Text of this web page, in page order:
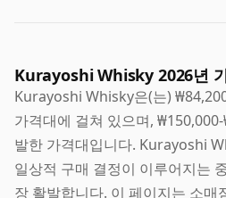
Kurayoshi Whisky 2026년
Kurayoshi Whisky은(는)
가격대에 걸쳐 있으며,
발한 가격대입니다. Kurayoshi
일상적 구매 결정이 이루어지는
장 활발합니다. 이 페이지는 소매